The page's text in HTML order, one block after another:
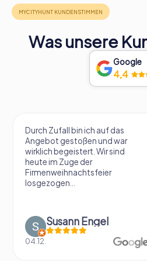
Was unsere
Google
4,4
Durch Zufall bin ich auf das
Angebot gestoßen und war
wirklich begeistert. Wir sind
heute im Zuge der
Firmenweihnachtsfeier
losgezogen...
Susann Engel
04.12.